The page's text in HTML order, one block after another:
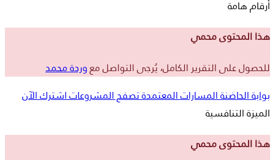
أرقام هامة
هذا المحتوى محمي
للحصول على التقرير الكامل، يُرجى التواصل معوردة محمد
بوابة الحاضنةالمسارات المعتمدةتصفح المشروعاتاشترك الآن
الميزة التنافسية
هذا المحتوى محمي